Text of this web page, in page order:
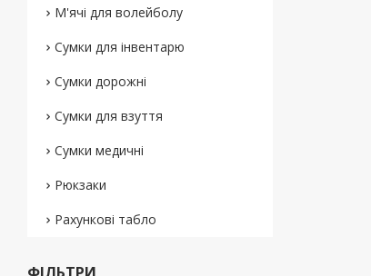
М'ячі для волейболу
Сумки для інвентарю
Сумки дорожні
Сумки для взуття
Сумки медичні
Рюкзаки
Рахункові табло